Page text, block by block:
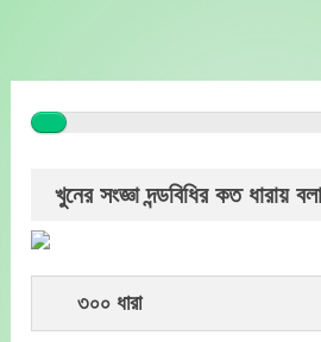
খুনের সংজ্ঞা দন্ডবিধির কত ধারায়
৩০০ ধারা